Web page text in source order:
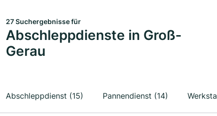
27 Suchergebnisse für
Abschleppdienste in Groß-
Gerau
Abschleppdienst (15) Pannendienst (14)